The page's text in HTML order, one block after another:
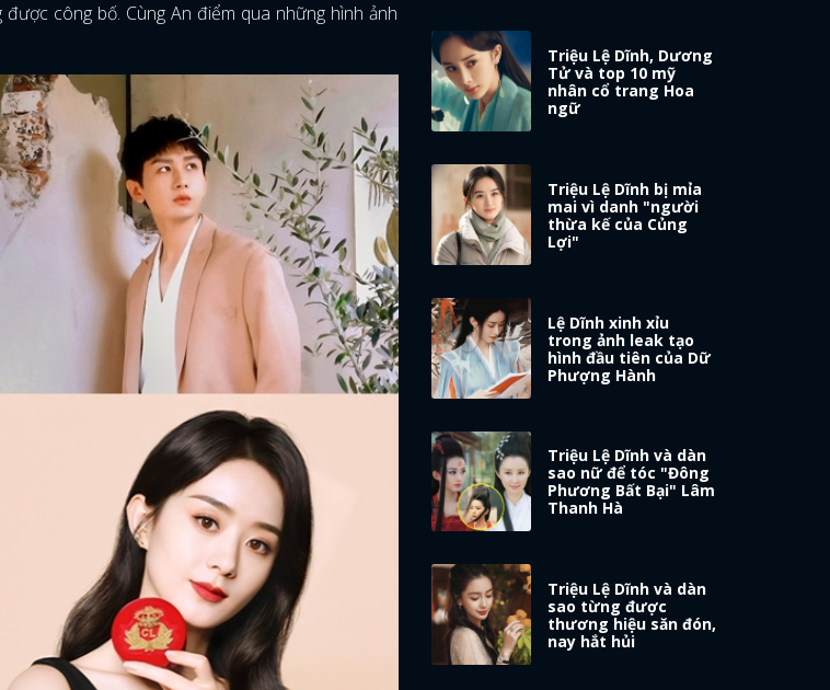
công bố. Cùng An điểm qua những hình ảnh
Triệu Lệ Dĩnh, Dương
Tử và top 10 mỹ
nhân cổ trang Hoa
ngữ
Triệu Lệ Dĩnh bị mỉa
mai vì danh "người
thừa kế của Củng
Lợi"
Lệ Dĩnh xinh xỉu
trong ảnh leak tạo
hình đầu tiên của Dữ
Phượng Hành
Triệu Lệ Dĩnh và dàn
sao nữ để tóc "Đông
Phương Bất Bại" Lâm
Thanh Hà
Triệu Lệ Dĩnh và dàn
sao từng được
thương hiệu săn đón,
nay hắt hủi